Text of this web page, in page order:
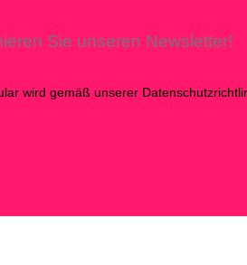
Sie unseren Newsletter!
wird gemäß unserer